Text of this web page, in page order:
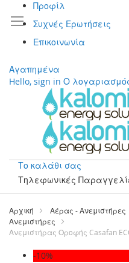
Προφίλ
Συχνές Ερωτήσεις
Επικοινωνία
Αγαπημένα
Hello, sign in Ο
Το καλάθι σας
Τηλεφωνικές
Μετάβαση
περιεχόμενο
Αρχική Αέρας - Ανεμιστήρες
Ανεμιστήρες
Ανεμιστήρας Οροφής Casafan
Μετάβαση
-10%